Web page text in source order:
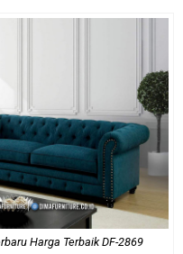
Harga Terbaik DF-2869